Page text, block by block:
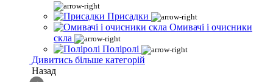
Присадки
Омивачі і очисники
скла
Поліролі
Дивитись більше категорій
Назад